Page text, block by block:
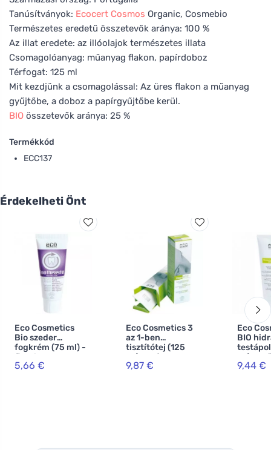
Tanúsítványok: Ecocert Cosmos Organic, Cosmebio
Természetes eredetű összetevők aránya: 100 %
Az illat eredete: az illóolajok természetes illata
Csomagolóanyag: műanyag flakon, papírdoboz
Térfogat: 125 ml
Mit kezdjünk a csomagolással: Az üres flakon a műanyag
gyűjtőbe, a doboz a papírgyűjtőbe kerül.
BIO összetevők aránya: 25 %
Termékkód
ECC137
Érdekelheti Önt
Eco Cosmetics
Bio szeder
fogkrém (75 ml) -
fluoridmentes
5,66 €
Eco Cosmetics 3
az 1-ben
tisztítótej (125
ml) - még a
vízálló sminket is
9,87 €
Eco
BIO
ml) -
és
9,44 €